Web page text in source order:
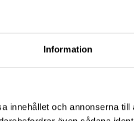
Information
innehållet och annonserna
efter den för att hitta
fika.